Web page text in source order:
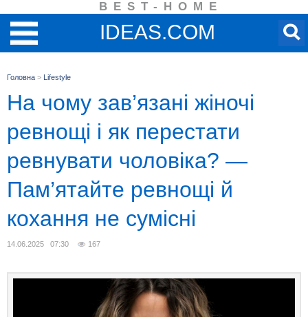
BEST-HOME
IDEAS.COM
Головна > Lifestyle
На чому зав’язані жіночі
ревнощі і як перестати
ревнувати чоловіка? —
Пам’ятайте ревнощі й
кохання не сумісні
14.06.2025 07:30 167